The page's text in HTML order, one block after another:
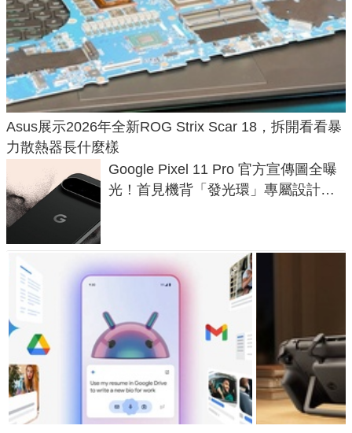
Asus展示2026年全新ROG Strix Scar 18，拆開看看暴
力散熱器長什麼樣
Google Pixel 11 Pro 官方宣傳圖全曝
光！首見機背「發光環」專屬設計、